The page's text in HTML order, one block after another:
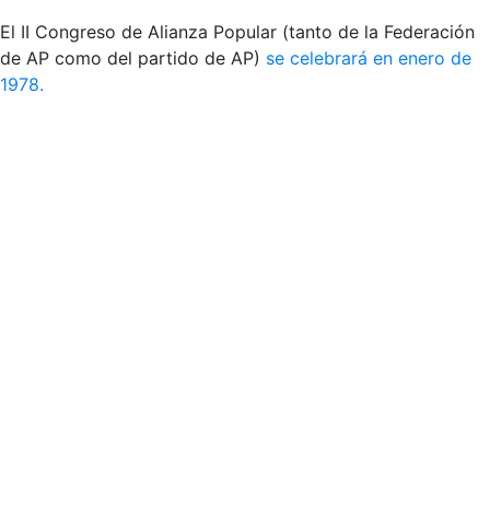
El II Congreso de Alianza Popular (tanto de la Federación
de AP como del partido de AP) se celebrará en enero de
1978.